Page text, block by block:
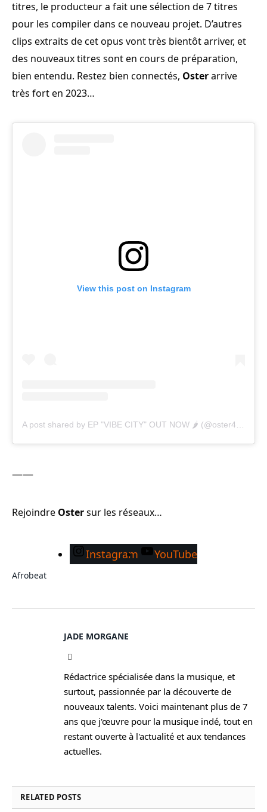
titres, le producteur a fait une sélection de 7 titres
pour les compiler dans ce nouveau projet. D’autres
clips extraits de cet opus vont très bientôt arriver, et
des nouveaux titres sont en cours de préparation,
bien entendu. Restez bien connectés, Osterarrive
très fort en 2023…
View this post on Instagram
——
Rejoindre Ostersur les réseaux…
Instagram YouTube
Afrobeat
JADE MORGANE
Rédactrice spécialisée dans la musique, et
surtout, passionnée par la découverte de
nouveaux talents. Voici maintenant plus de 7
ans que j'œuvre pour la musique indé, tout en
restant ouverte à l'actualité et aux tendances
actuelles.
RELATED POSTS